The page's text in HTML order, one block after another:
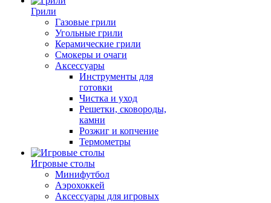
Грили
Газовые грили
Угольные грили
Керамические грили
Смокеры и очаги
Аксессуары
Инструменты для
готовки
Чистка и уход
Решетки, сковороды,
камни
Розжиг и копчение
Термометры
Игровые столы
Минифутбол
Аэрохоккей
Аксессуары для игровых